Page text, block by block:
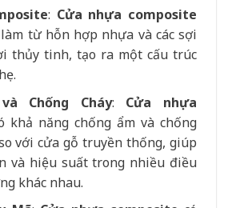
: Cửa nhựa composite
từ hỗn hợp nhựa và các sợi
thủy tinh, tạo ra một cấu trúc
Chống Cháy: Cửa nhựa
khả năng chống ẩm và chống
với cửa gỗ truyền thống, giúp
và hiệu suất trong nhiều điều
khác nhau.